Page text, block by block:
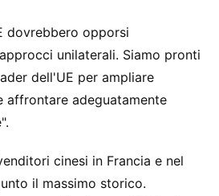
dovrebbero opporsi
unilaterali. Siamo pronti
dell'UE per ampliare
affrontare adeguatamente
cinesi in Francia e nel
il massimo storico.